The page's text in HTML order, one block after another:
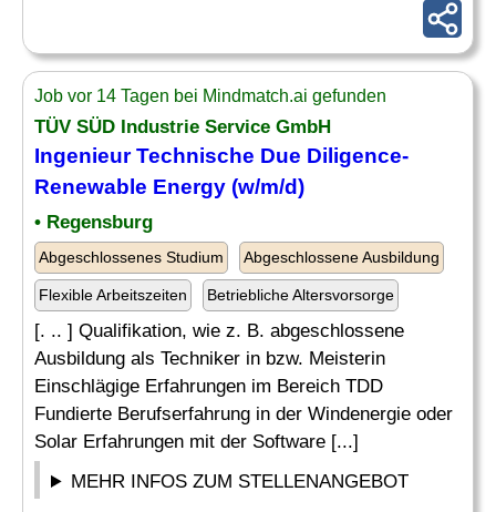
Job vor 14 Tagen bei Mindmatch.ai gefunden
TÜV SÜD Industrie Service GmbH
IngenieurTechnische Due Diligence-
Renewable Energy (w/m/d)
• Regensburg
Abgeschlossenes Studium Abgeschlossene Ausbildung
Flexible Arbeitszeiten Betriebliche Altersvorsorge
[. .. ] Qualifikation, wie z. B. abgeschlossene
Ausbildung als Techniker in bzw. Meisterin
Einschlägige Erfahrungen im Bereich TDD
Fundierte Berufserfahrung in der Windenergie oder
Solar Erfahrungen mit der Software [...]
MEHR INFOS ZUM STELLENANGEBOT